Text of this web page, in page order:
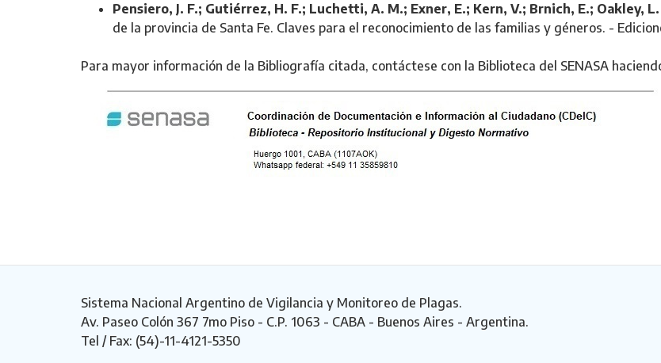
Pensiero, J. F.; Gutiérrez, H. F.; Luchetti, A. M.; Exner, E.; Kern, V.; Brnich, E.; Oakley, L.
de la provincia de Santa Fe. Claves para el reconocimiento de las familias y géneros. -
Para mayor información de la Bibliografía citada, contáctese con la Biblioteca del SENASA
Sistema Nacional Argentino de Vigilancia y Monitoreo de Plagas.
Av. Paseo Colón 367 7mo Piso - C.P. 1063 - CABA - Buenos Aires - Argentina.
Tel / Fax: (54)-11-4121-5350